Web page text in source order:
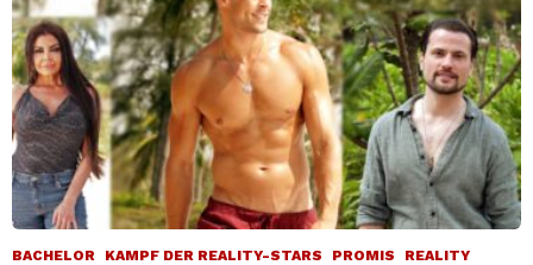
BACHELOR KAMPF DER REALITY-STARS PROMIS
REALITY